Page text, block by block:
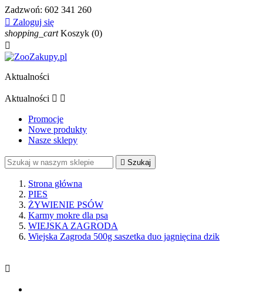
Zadzwoń: 602 341 260
 Zaloguj się
shopping_cart Koszyk (0)

Aktualności
Aktualności  
Promocje
Nowe produkty
Nasze sklepy
 Szukaj
Strona główna
PIES
ŻYWIENIE PSÓW
Karmy mokre dla psa
WIEJSKA ZAGRODA
Wiejska Zagroda 500g saszetka duo jagnięcina dzik
